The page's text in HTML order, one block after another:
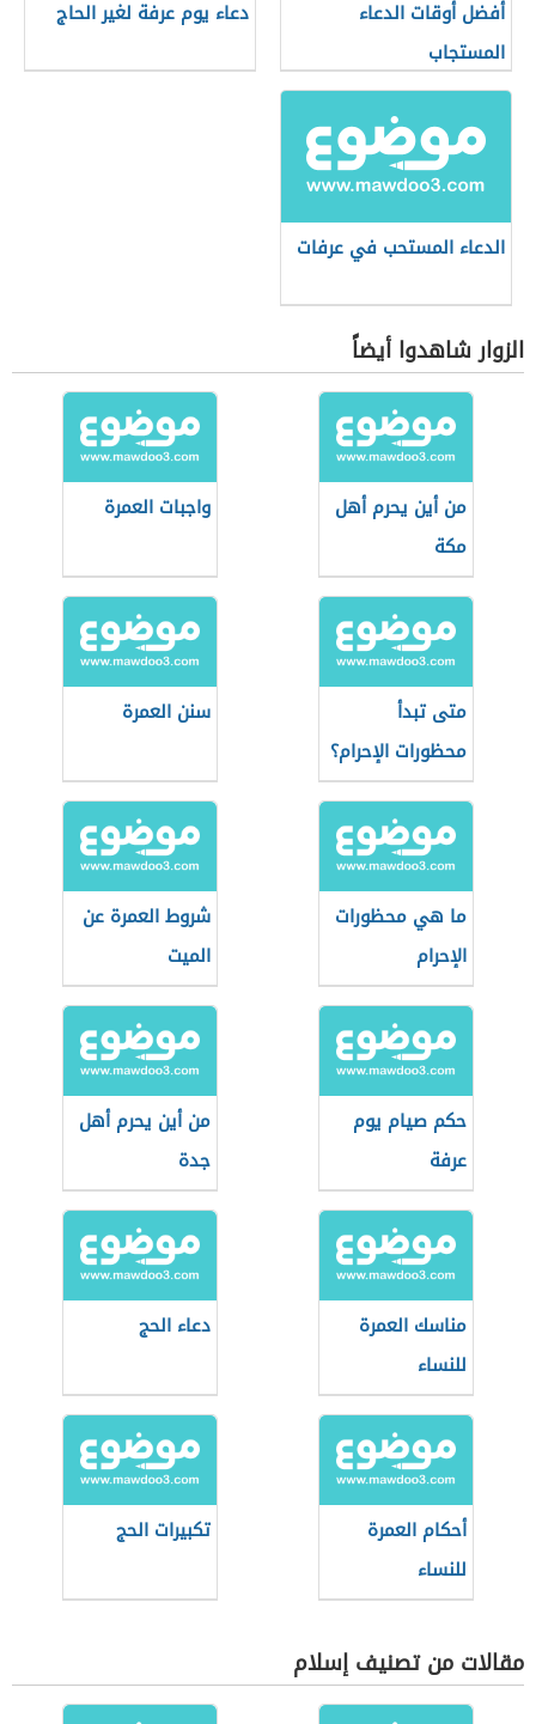
أفضل أوقات الدعاء
المستجاب
دعاء يوم عرفة لغير الحاج
الدعاء المستحب في عرفات
الزوار شاهدوا أيضاً
من أين يحرم أهل
مكة
واجبات العمرة
متى تبدأ
محظورات الإحرام؟
سنن العمرة
ما هي محظورات
الإحرام
شروط العمرة عن
الميت
حكم صيام يوم
عرفة
من أين يحرم أهل
جدة
مناسك العمرة
للنساء
دعاء الحج
أحكام العمرة
للنساء
تكبيرات الحج
مقالات من تصنيف إسلام